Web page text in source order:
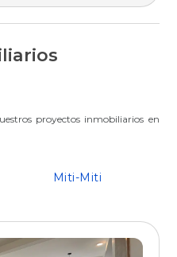
proyectos inmobiliarios en
Miti-Miti